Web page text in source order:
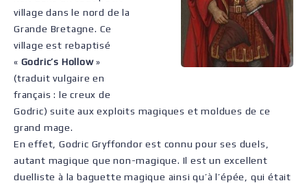
village dans le nord de la
Grande Bretagne. Ce
village est rebaptisé
« Godric’s Hollow»
(traduit vulgaire en
français : le creux de
Godric) suite aux exploits magiques et moldues de ce
grand mage.
En effet, Godric Gryffondor est connu pour ses duels,
autant magique que non-magique. Il est un excellent
duelliste à la baguette magique ainsi qu’à l’épée, qui était